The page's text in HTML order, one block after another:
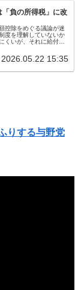
「負の所得税」に改
控除をめぐる議論が迷
度を理解していないか
くいが、それに給付が
...
2026.05.22 15:35
りする与野党